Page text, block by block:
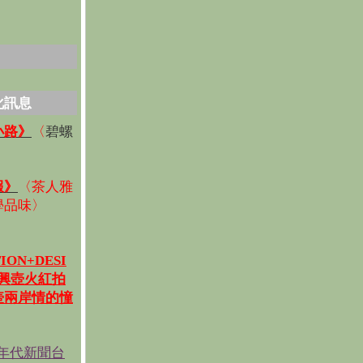
訊息
》 〈碧螺
〈茶人雅
味〉
壺火紅拍
岸情的憧
代新聞台